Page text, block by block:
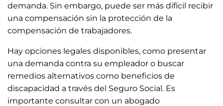
demanda. Sin embargo, puede ser más difícil recibir
una compensación sin la protección de la
compensación de trabajadores.
Hay opciones legales disponibles, como presentar
una demanda contra su empleador o buscar
remedios alternativos como beneficios de
discapacidad a través del Seguro Social. Es
importante consultar con un abogado